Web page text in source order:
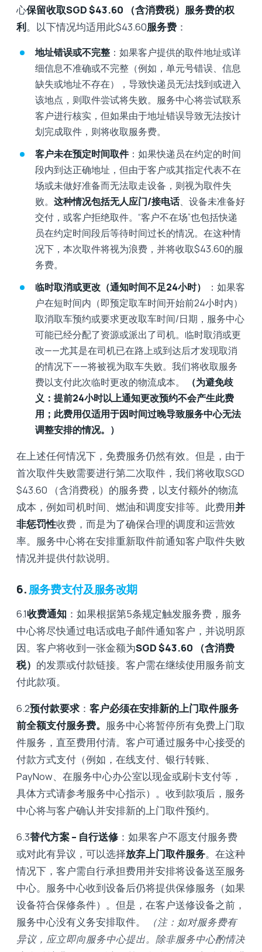
心保留收取SGD $43.60 （含消费税）服务费的权
利。以下情况均适用此$43.60服务费 ：
地址错误或不完整 ：如果客户提供的取件地址或详
细信息不准确或不完整（例如，单元号错误、信息
缺失或地址不存在），导致快递员无法找到或进入
该地点，则取件尝试将失败。服务中心将尝试联系
客户进行核实，但如果由于地址错误导致无法按计
划完成取件，则将收取服务费。
客户未在预定时间取件：如果快递员在约定的时间
段内到达正确地址，但由于客户或其指定代表不在
场或未做好准备而无法取走设备，则视为取件失
败。 这种情况包括无人应门/接电话、设备未准备好
交付，或客户拒绝取件。“客户不在场”也包括快递
员在约定时间段后等待时间过长的情况。在这种情
况下，本次取件将视为浪费，并将收取$43.60的服
务费。
临时取消或更改（通知时间不足24小时）
：如果客
户在短时间内（即预定取车时间开始前24小时内）
取消取车预约或要求更改取车时间/日期，服务中心
可能已经分配了资源或派出了司机。临时取消或更
改——尤其是在司机已在路上或到达后才发现取消
的情况下——将被视为取车失败。我们将收取服务
费以支付此次临时更改的物流成本。
（为避免歧
义：提前24小时以上通知更改预约不会产生此费
用；此费用仅适用于因时间过晚导致服务中心无法
调整安排的情况。）
在上述任何情况下，免费服务仍然有效。但是，由于
首次取件失败需要进行第二次取件，我们将收取SGD
$43.60 （含消费税）的服务费，以支付额外的物流
成本，例如司机时间、燃油和调度安排等。此费用并
非惩罚性收费，而是为了确保合理的调度和运营效
率。服务中心将在安排重新取件前通知客户取件失败
情况并提供付款说明。
6.服务费支付及服务改期
6.1收费通知 ：如果根据第5条规定触发服务费，服务
中心将尽快通过电话或电子邮件通知客户，并说明原
因。客户将收到一张金额为SGD $43.60 （含消费
税） 的发票或付款链接。客户需在继续使用服务前支
付此款项。
6.2预付款要求 ： 客户必须在安排新的上门取件服务
前全额支付服务费。 服务中心将暂停所有免费上门取
件服务，直至费用付清。客户可通过服务中心接受的
付款方式支付（例如，在线支付、银行转账、
PayNow、在服务中心办公室以现金或刷卡支付等，
具体方式请参考服务中心指示）。收到款项后，服务
中心将与客户确认并安排新的上门取件预约。
6.3替代方案 – 自行送修：如果客户不愿支付服务费
或对此有异议，可以选择放弃上门取件服务。在这种
情况下，客户需自行承担费用并安排将设备送至服务
中心。服务中心收到设备后仍将提供保修服务（如果
设备符合保修条件）。但是，在客户送修设备之前，
服务中心没有义务安排取件。
（注：如对服务费有
异议，应立即向服务中心提出。除非服务中心酌情决